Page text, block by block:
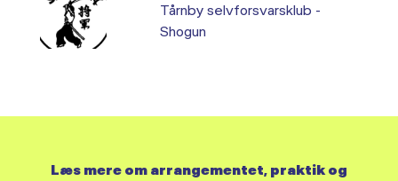
Tårnby selvforsvarsklub -
Shogun
Læs mere om arrangementet, praktik og